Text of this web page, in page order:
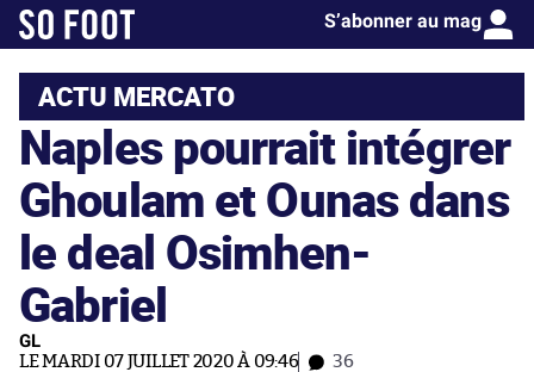
S’abonner au mag
ACTU MERCATO
Naples pourrait intégrer
Ghoulam et Ounas dans
le deal Osimhen-
Gabriel
GL
LE MARDI 07 JUILLET 2020 À 09:46 36